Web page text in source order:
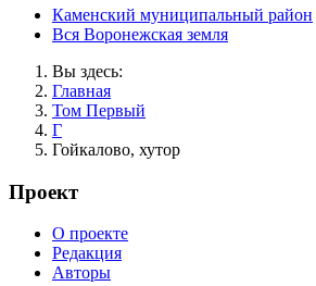
Каменский муниципальный район
Вся Воронежская земля
Вы здесь:
Главная
Том Первый
Г
Гойкалово, хутор
Проект
О проекте
Редакция
Авторы